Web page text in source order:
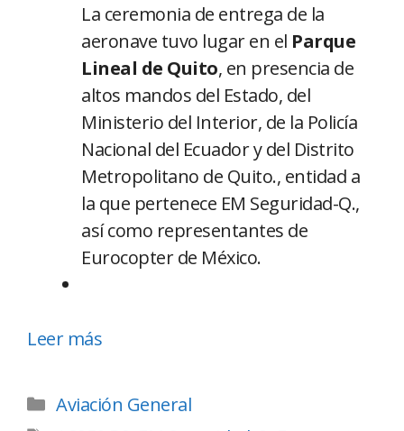
La ceremonia de entrega de la
aeronave tuvo lugar en el Parque
Lineal de Quito, en presencia de
altos mandos del Estado, del
Ministerio del Interior, de la Policía
Nacional del Ecuador y del Distrito
Metropolitano de Quito., entidad a
la que pertenece EM Seguridad-Q.,
así como representantes de
Eurocopter de México.
Leer más
Aviación General